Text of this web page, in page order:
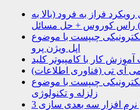
فراز به فرود (بالا به
راس کوروس + حل مسائل
چیپست با موضوع
اپل ویژن پرو
آموزش کار با کامپیوتر کلید
آی تی (فناوری اطلاعات)
چیپست با موضوع
زلزله و تکنولوژی